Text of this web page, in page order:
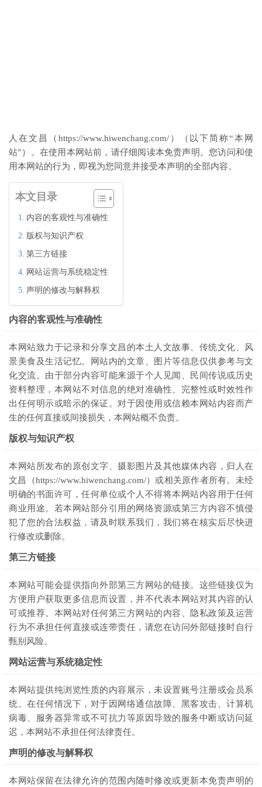
人在文昌（https://www.hiwenchang.com/）（以下简称“本网
站”）。在使用本网站前，请仔细阅读本免责声明。您访问和使
用本网站的行为，即视为您同意并接受本声明的全部内容。
本文目录
内容的客观性与准确性
版权与知识产权
第三方链接
网站运营与系统稳定性
声明的修改与解释权
内容的客观性与准确性
本网站致力于记录和分享文昌的本土人文故事、传统文化、风
景美食及生活记忆。网站内的文章、图片等信息仅供参考与文
化交流。由于部分内容可能来源于个人见闻、民间传说或历史
资料整理，本网站不对信息的绝对准确性、完整性或时效性作
出任何明示或暗示的保证。对于因使用或信赖本网站内容而产
生的任何直接或间接损失，本网站概不负责。
版权与知识产权
本网站所发布的原创文字、摄影图片及其他媒体内容，归人在
文昌（https://www.hiwenchang.com/）或相关原作者所有。未经
明确的书面许可，任何单位或个人不得将本网站内容用于任何
商业用途。若本网站部分引用的网络资源或第三方内容不慎侵
犯了您的合法权益，请及时联系我们，我们将在核实后尽快进
行修改或删除。
第三方链接
本网站可能会提供指向外部第三方网站的链接。这些链接仅为
方便用户获取更多信息而设置，并不代表本网站对其内容的认
可或推荐。本网站对任何第三方网站的内容、隐私政策及运营
行为不承担任何直接或连带责任，请您在访问外部链接时自行
甄别风险。
网站运营与系统稳定性
本网站提供纯浏览性质的内容展示，未设置账号注册或会员系
统。在任何情况下，对于因网络通信故障、黑客攻击、计算机
病毒、服务器异常或不可抗力等原因导致的服务中断或访问延
迟，本网站不承担任何法律责任。
声明的修改与解释权
本网站保留在法律允许的范围内随时修改或更新本免责声明的